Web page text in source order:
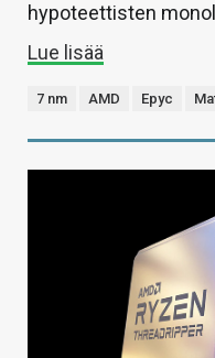
hypoteettisten
Lue lisää
7 nm AMD Epyc